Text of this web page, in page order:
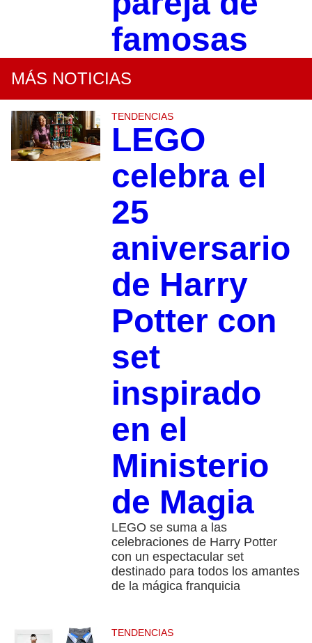
famosas
MÁS NOTICIAS
TENDENCIAS
LEGO
celebra el
25
aniversario
de Harry
Potter con
set
inspirado
en el
Ministerio
de Magia
LEGO se suma a las
celebraciones de Harry Potter
con un espectacular set
destinado para todos los amantes
de la mágica franquicia
TENDENCIAS